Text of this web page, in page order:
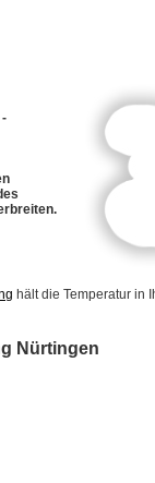
hält die Temperatur in
Nürtingen